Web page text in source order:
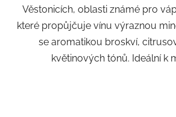
Věstonicích, oblasti známé pro
které propůjčuje vínu výraznou
se aromatikou broskví,
květinových tónů. Ideální k